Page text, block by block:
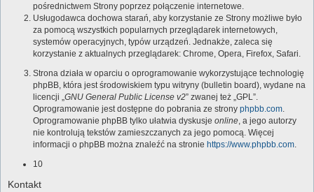
pośrednictwem Strony poprzez połączenie internetowe.
Usługodawca dochowa starań, aby korzystanie ze Strony możliwe było
za pomocą wszystkich popularnych przeglądarek internetowych,
systemów operacyjnych, typów urządzeń. Jednakże, zaleca się
korzystanie z aktualnych przeglądarek: Chrome, Opera, Firefox, Safari.
Strona działa w oparciu o oprogramowanie wykorzystujące technologię
phpBB, która jest środowiskiem typu witryny (bulletin board), wydane na
licencji „ GNU General Public License v2” zwanej też „GPL”.
Oprogramowanie jest dostępne do pobrania ze strony phpbb.com
Oprogramowanie phpBB tylko ułatwia dyskusje online , a jego autorzy
nie kontrolują tekstów zamieszczanych za jego pomocą. Więcej
informacji o phpBB można znaleźć na stronie https://www.phpbb.com
10
Kontakt